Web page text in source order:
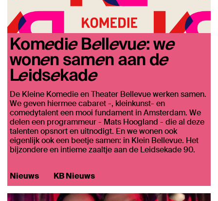
Komedie Bellevue: we
wonen samen aan de
Leidsekade
De Kleine Komedie en Theater Bellevue werken samen.
We geven hiermee cabaret -, kleinkunst- en
comedytalent een mooi fundament in Amsterdam. We
delen een programmeur - Mats Hoogland - die al deze
talenten opsnort en uitnodigt. En we wonen ook
eigenlijk ook een beetje samen: in Klein Bellevue. Het
bijzondere en intieme zaaltje aan de Leidsekade 90.
Nieuws KB Nieuws